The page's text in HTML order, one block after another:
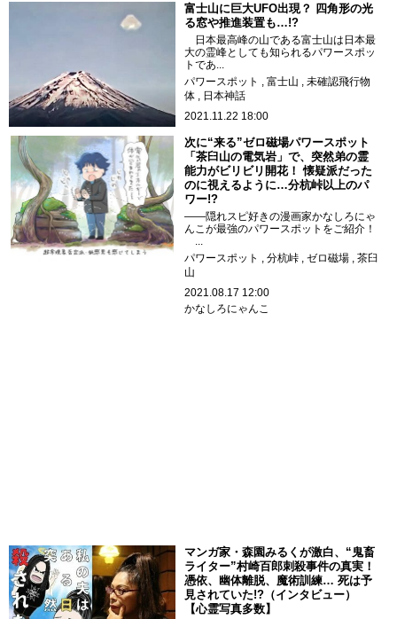
富士山に巨大UFO出現？ 四角形の光
る窓や推進装置も…!?
日本最高峰の山である富士山は日本最
大の霊峰としても知られるパワースポッ
トであ...
パワースポット
富士山
未確認飛行物
体
日本神話
2021.11.22 18:00
次に“来る”ゼロ磁場パワースポット
「茶臼山の電気岩」で、突然弟の霊
能力がビリビリ開花！ 懐疑派だった
のに視えるように…分杭峠以上のパ
ワー!?
――隠れスピ好きの漫画家かなしろにゃ
んこが最強のパワースポットをご紹介！
...
パワースポット
分杭峠 ゼロ磁場
茶臼
山
2021.08.17 12:00
かなしろにゃんこ
マンガ家・森園みるくが激白、“鬼畜
ライター”村崎百郎刺殺事件の真実！
憑依、幽体離脱、魔術訓練… 死は予
見されていた!?（インタビュー）
【心霊写真多数】